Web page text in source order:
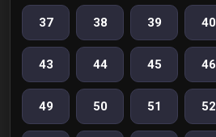
37 38 39 40
43 44 45 46
49 50 51 52